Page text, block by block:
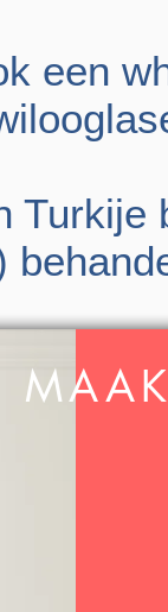
een
Turkije